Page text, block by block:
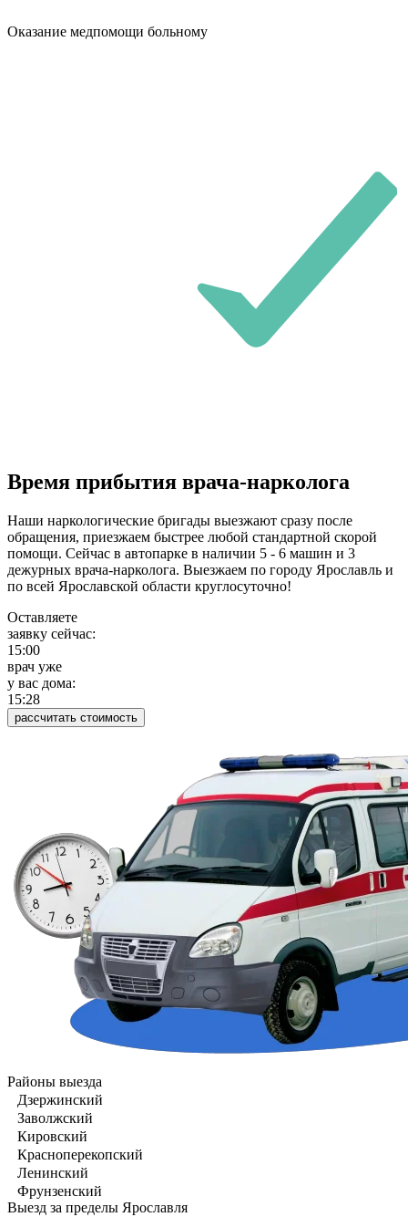
Оказание медпомощи больному
Время прибытия врача-нарколога
Наши наркологические бригады выезжают сразу после
обращения, приезжаем быстрее любой стандартной скорой
помощи. Сейчас в автопарке в наличии 5 - 6 машин и 3
дежурных врача-нарколога. Выезжаем по городу Ярославль и
по всей Ярославской области круглосуточно!
Оставляете
заявку сейчас:
15:00
врач уже
у вас дома:
15:28
рассчитать стоимость
Районы выезда
Дзержинский
Заволжский
Кировский
Красноперекопский
Ленинский
Фрунзенский
Выезд за пределы Ярославля